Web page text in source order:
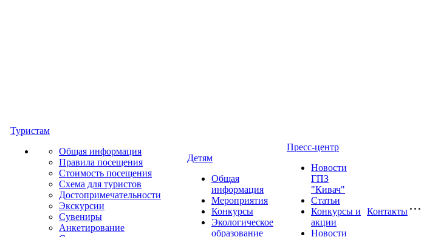
Туристам
Общая информация
Правила посещения
Стоимость посещения
Схема для туристов
Достопримечательности
Экскурсии
Сувениры
Анкетирование
Детям
Общая
информация
Мероприятия
Конкурсы
Экологическое
образование
Пресс-центр
Новости
ГПЗ
"Кивач"
Статьи
Конкурсы и
акции
Новости
Контакты